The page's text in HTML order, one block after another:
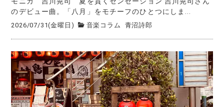
のデビュー曲。「八月」をモチーフのひとつにしま...
2026/07/31(金曜日) 音楽コラム 青沼詩郎